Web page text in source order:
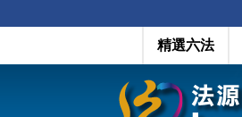
精選六法